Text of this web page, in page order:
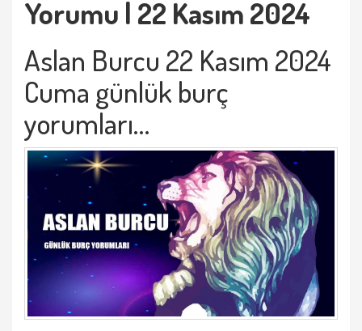
Yorumu | 22 Kasım 2024
Aslan Burcu 22 Kasım 2024
Cuma günlük burç
yorumları…